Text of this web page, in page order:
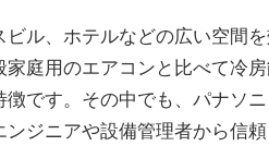
ル、ホテルなどの広い空間
庭用のエアコンと比べて冷
です。その中でも、パナソ
ジニアや設備管理者から信